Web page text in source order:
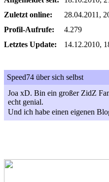
Zuletzt online:
28.04.2011,
Profil-Aufrufe:
4.279
Letztes Update:
14.12.2010,
Speed74 über sich selbst
Joa xD. Bin ein großer ZidZ
echt genial.
Und ich habe einen eigenen